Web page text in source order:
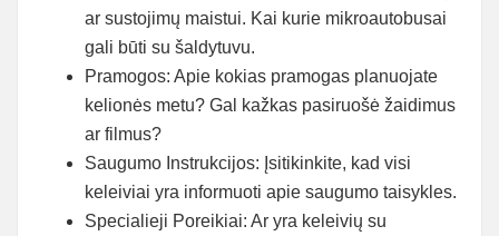
ar sustojimų maistui. Kai kurie mikroautobusai
gali būti su šaldytuvu.
Pramogos: Apie kokias pramogas planuojate
kelionės metu? Gal kažkas pasiruošė žaidimus
ar filmus?
Saugumo Instrukcijos: Įsitikinkite, kad visi
keleiviai yra informuoti apie saugumo taisykles.
Specialieji Poreikiai: Ar yra keleivių su